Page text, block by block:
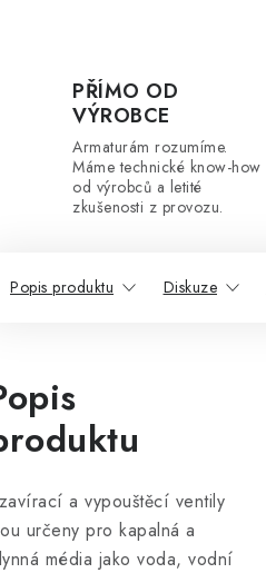
PŘÍMO OD
VÝROBCE
Armaturám rozumíme.
Máme technické know-how
od výrobců a letité
zkušenosti z provozu.
Popis produktu Diskuze
a vypouštěcí ventily
určeny pro kapalná a
média jako voda, vodní